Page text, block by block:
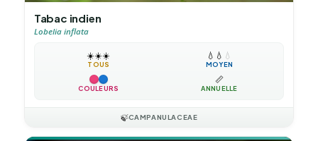
Tabac indien
Lobelia inflata
☀️☀️☀️
TOUS
💧 💧 💧
MOYEN
COULEURS
📏
ANNUELLE
🍃CAMPANULACEAE